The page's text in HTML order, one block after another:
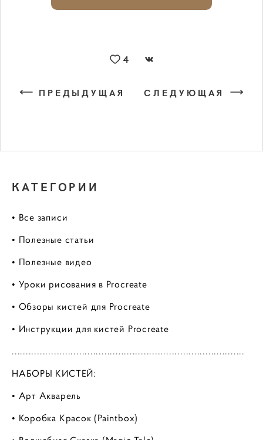
4
ПРЕДЫДУЩАЯ СЛЕДУЮЩАЯ
КАТЕГОРИИ
• Все записи
• Полезные статьи
• Полезные видео
• Уроки рисования в Procreate
• Обзоры кистей для Procreate
• Инструкции для кистей Procreate
...................................................................................
НАБОРЫ КИСТЕЙ:
• Арт Акварель
• Коробка Красок (Paintbox)